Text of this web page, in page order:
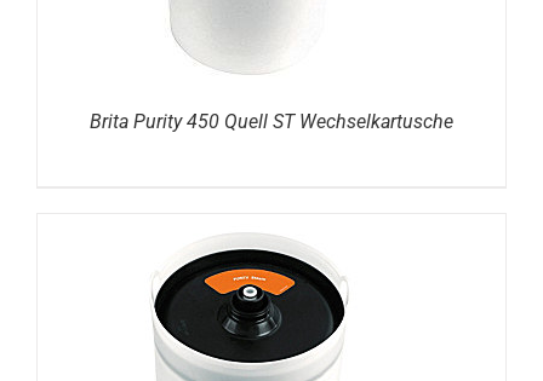
Brita Purity 450 Quell ST Wechselkartusche